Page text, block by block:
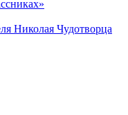
Николая Чудотворца